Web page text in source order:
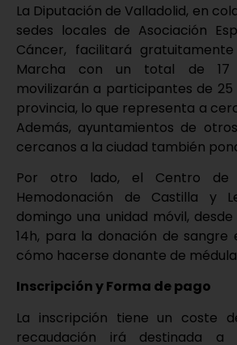
La Diputación de Valladolid, en
sedes locales de Asociación
Cáncer, facilitará
Marcha con un total de 17
movilizarán a participantes de
provincia, lo que representa a
Además, ayuntamientos de
cercanos a la ciudad también
Por otro lado, el Centro de
Hemodonación de Castilla y
domingo una unidad móvil,
14h, para la donación de sangre
cómo hacerse donante de
Inscripción y Forma de pago
La inscripción tiene un coste
recaudación irá destinada a